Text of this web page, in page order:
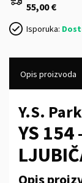
55,00 €
Isporuka:
Opis proizvoda
Y.S. Park
YS 154
Opis